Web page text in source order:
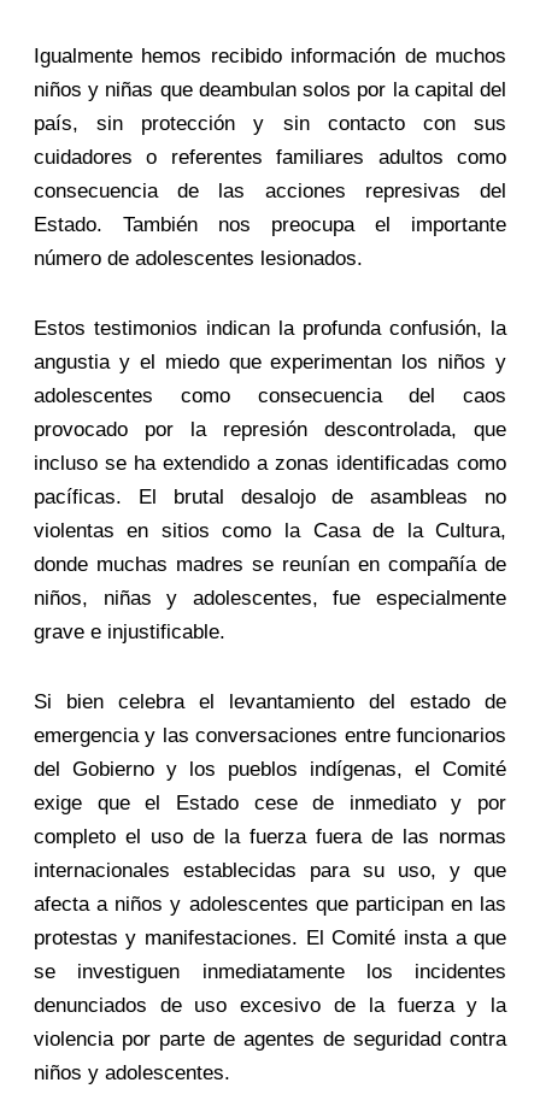
Igualmente hemos recibido información de muchos
niños y niñas que deambulan solos por la capital del
país, sin protección y sin contacto con sus
cuidadores o referentes familiares adultos como
consecuencia de las acciones represivas del
Estado. También nos preocupa el importante
número de adolescentes lesionados.
Estos testimonios indican la profunda confusión, la
angustia y el miedo que experimentan los niños y
adolescentes como consecuencia del caos
provocado por la represión descontrolada, que
incluso se ha extendido a zonas identificadas como
pacíficas. El brutal desalojo de asambleas no
violentas en sitios como la Casa de la Cultura,
donde muchas madres se reunían en compañía de
niños, niñas y adolescentes, fue especialmente
grave e injustificable.
Si bien celebra el levantamiento del estado de
emergencia y las conversaciones entre funcionarios
del Gobierno y los pueblos indígenas, el Comité
exige que el Estado cese de inmediato y por
completo el uso de la fuerza fuera de las normas
internacionales establecidas para su uso, y que
afecta a niños y adolescentes que participan en las
protestas y manifestaciones. El Comité insta a que
se investiguen inmediatamente los incidentes
denunciados de uso excesivo de la fuerza y la
violencia por parte de agentes de seguridad contra
niños y adolescentes.